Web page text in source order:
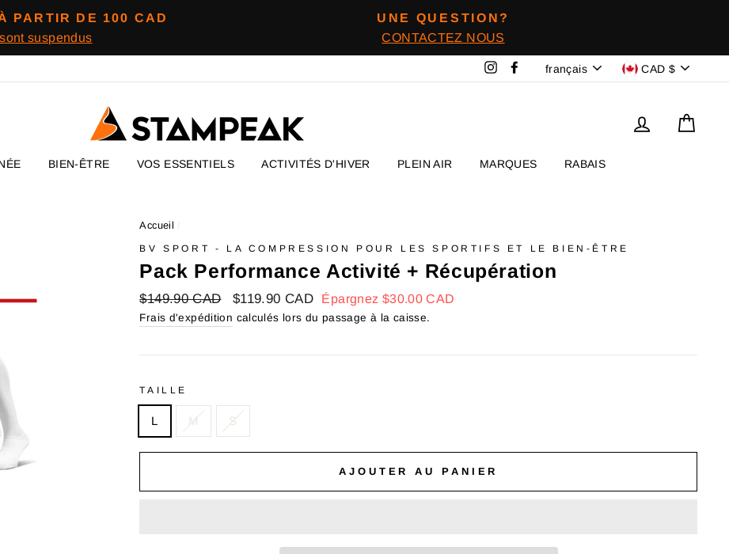
PARTIR DE 100 CAD
suspendus
UNE QUESTION?
CONTACTEZ NOUS
InstagramFacebookLangue
français Devise
CAD $
Se connecter
BIEN-ÊTRE VOS ESSENTIELS ACTIVITÉS D'HIVER PLEIN AIR MARQUES RABAIS
Accueil /
BV SPORT - LA COMPRESSION POUR LES SPORTIFS ET LE BIEN-ÊTRE
Pack Performance Activité + Récupération
Prix
régulier
$149.90 CAD
Prix
réduit
$119.90 CAD Épargnez $30.00 CAD
Frais d'expédition calculés lors du passage à la caisse.
TAILLE
L M S
AJOUTER AU PANIER